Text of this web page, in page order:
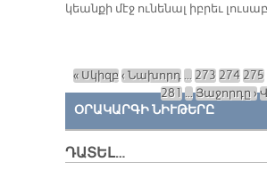
կեան­քի մէջ ու­նե­նալ իբ­րեւ
Էջեր
« Սկիզբ‹ Նախորդ… 273 274 275
281 … Յաջորդը ›
ՕՐԱԿԱՐԳԻ ՆԻՒԹԵՐԸ
ԴԱՏԵԼ…